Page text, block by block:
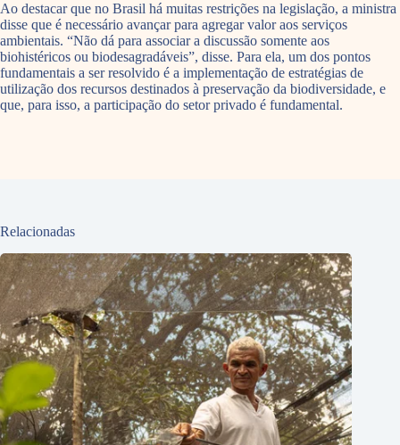
Ao destacar que no Brasil há muitas restrições na legislação, a ministra
disse que é necessário avançar para agregar valor aos serviços
ambientais. “Não dá para associar a discussão somente aos
biohistéricos ou biodesagradáveis”, disse. Para ela, um dos pontos
fundamentais a ser resolvido é a implementação de estratégias de
utilização dos recursos destinados à preservação da biodiversidade, e
que, para isso, a participação do setor privado é fundamental.
Relacionadas